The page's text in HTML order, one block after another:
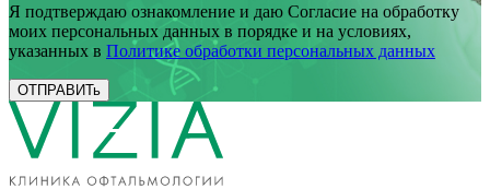
Я подтверждаю ознакомление и даю Согласие на обработку
моих персональных данных в порядке и на условиях,
указанных в Политике обработки персональных данных
ОТПРАВИТь